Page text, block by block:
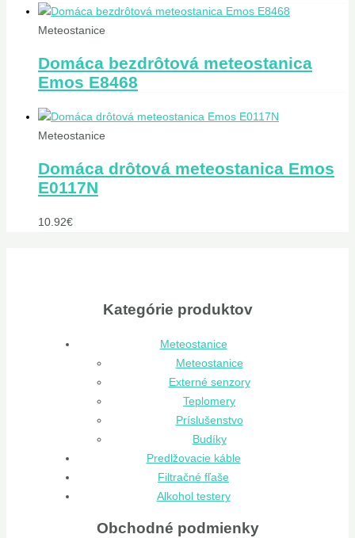
Meteostanice
Domáca bezdrôtová meteostanica
Emos E8468
Meteostanice
Domáca drôtová meteostanica Emos
E0117N
10.92€
Kategórie produktov
Meteostanice
Meteostanice
Externé senzory
Teplomery
Príslušenstvo
Budíky
Predlžovacie káble
Filtračné fľaše
Alkohol testery
Obchodné podmienky